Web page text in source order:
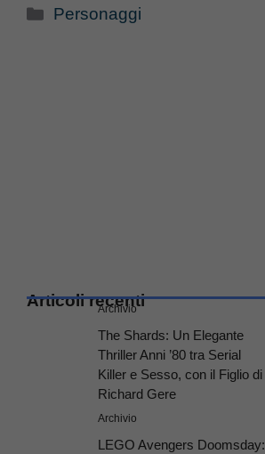
Categorie
Personaggi
Articoli recenti
Archivio
The Shards: Un Elegante
Thriller Anni ’80 tra Serial
Killer e Sesso, con il Figlio di
Richard Gere
Archivio
LEGO Avengers Doomsday: